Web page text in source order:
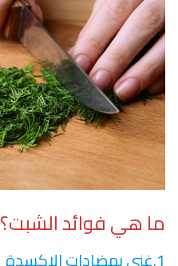
ما هي فوائد الشبت؟
1.غني بمضادات الاكسدة